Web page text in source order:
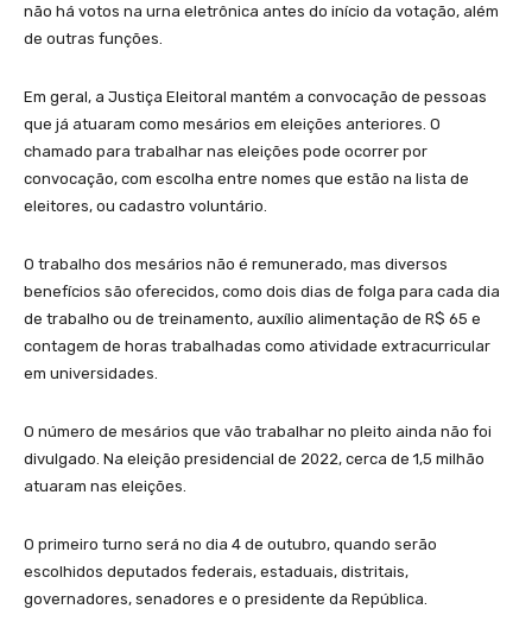
não há votos na urna eletrônica antes do início da votação, além
de outras funções.
Em geral, a Justiça Eleitoral mantém a convocação de pessoas
que já atuaram como mesários em eleições anteriores. O
chamado para trabalhar nas eleições pode ocorrer por
convocação, com escolha entre nomes que estão na lista de
eleitores, ou cadastro voluntário.
O trabalho dos mesários não é remunerado, mas diversos
benefícios são oferecidos, como dois dias de folga para cada dia
de trabalho ou de treinamento, auxílio alimentação de R$ 65 e
contagem de horas trabalhadas como atividade extracurricular
em universidades.
O número de mesários que vão trabalhar no pleito ainda não foi
divulgado. Na eleição presidencial de 2022, cerca de 1,5 milhão
atuaram nas eleições.
O primeiro turno será no dia 4 de outubro, quando serão
escolhidos deputados federais, estaduais, distritais,
governadores, senadores e o presidente da República.